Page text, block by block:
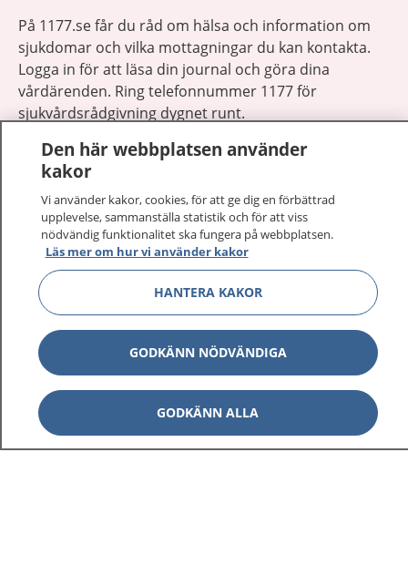
På 1177.se får du råd om hälsa och information om
sjukdomar och vilka mottagningar du kan kontakta.
Logga in för att läsa din journal och göra dina
vårdärenden. Ring telefonnummer 1177 för
sjukvårdsrådgivning dygnet runt.
1177 på flera språk
Om 1177 Visa
Kontakt Visa
Behandling av personuppgifter
Den här webbplatsen använder
kakor
Vi använder kakor, cookies, för att ge dig en förbättrad
upplevelse, sammanställa statistik och för att viss
nödvändig funktionalitet ska fungera på webbplatsen.
Läs mer om hur vi använder kakor
HANTERA KAKOR
GODKÄNN NÖDVÄNDIGA
GODKÄNN ALLA